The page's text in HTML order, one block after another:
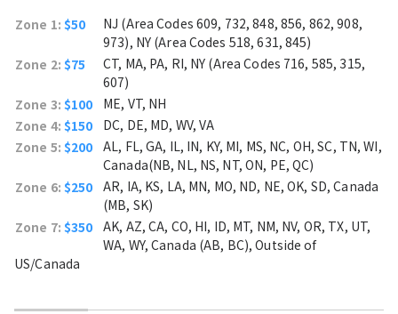
Zone 1:$50
NJ (Area Codes 609, 732, 848, 856, 862, 908,
973), NY (Area Codes 518, 631, 845)
Zone 2:$75
CT, MA, PA, RI, NY (Area Codes 716, 585, 315,
607)
Zone 3:$100
ME, VT, NH
Zone 4:$150
DC, DE, MD, WV, VA
Zone 5:$200 AL, FL, GA, IL, IN, KY, MI, MS, NC, OH, SC, TN, WI,
Canada(NB, NL, NS, NT, ON, PE, QC)
Zone 6:$250 AR, IA, KS, LA, MN, MO, ND, NE, OK, SD, Canada
(MB, SK)
Zone 7:$350 AK, AZ, CA, CO, HI, ID, MT, NM, NV, OR, TX, UT,
WA, WY, Canada (AB, BC), Outside of
US/Canada